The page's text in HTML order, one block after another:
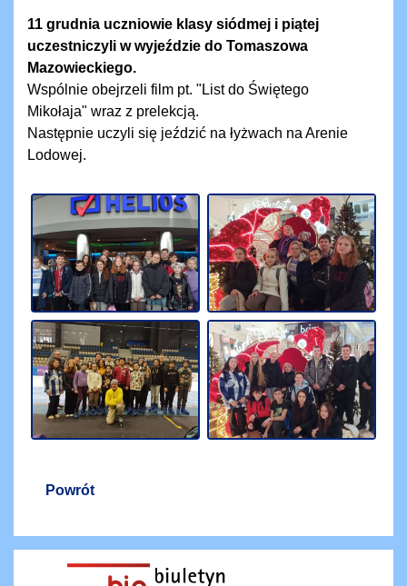
11 grudnia uczniowie klasy siódmej i piątej
uczestniczyli w wyjeździe do Tomaszowa
Mazowieckiego.
Wspólnie obejrzeli film pt. "List do Świętego
Mikołaja" wraz z prelekcją.
Następnie uczyli się jeździć na łyżwach na Arenie
Lodowej.
Powrót